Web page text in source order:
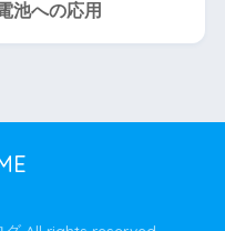
池への応用